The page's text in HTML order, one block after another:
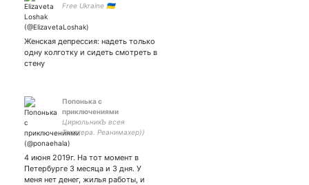
Free Ukraine 🇺🇦
Женская депрессия: надеть только
одну колготку и сидеть смотреть в
стену
Попонька с
приключениями
ЦирюльникЪ всея
Твиттера. Реанимахер))
Финалист конкурса ESTEL
руки не из жопы, а вот
жопа-с приключениями
4 июня 2019г. На тот момент в
Петербурге 3 месяца и 3 дня. У
меня нет денег, жилья работы, и